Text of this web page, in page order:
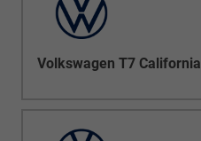
Volkswagen T7 California